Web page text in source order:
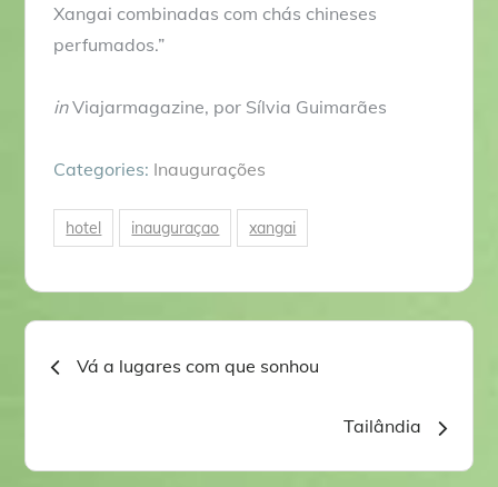
Xangai combinadas com chás chineses
perfumados.”
inViajarmagazine, por Sílvia Guimarães
Categories: Inaugurações
hotel inauguraçao xangai
Navegação
Vá a lugares com que sonhou
Tailândia